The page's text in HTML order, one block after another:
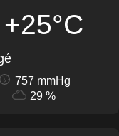
+25°C
757 mmHg
29 %